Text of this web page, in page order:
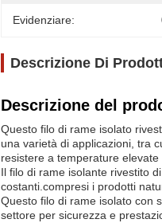
Evidenziare:
Descrizione Di
Descrizione del
Questo filo di rame isolato
una varietà di applicazioni, tra
resistere a temperature
Il filo di rame isolante rivestito
costanti.compresi i prodotti
Questo filo di rame isolato con
settore per sicurezza e